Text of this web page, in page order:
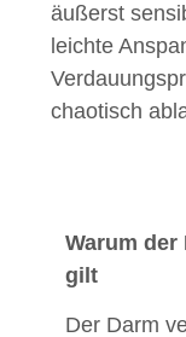
äußerst
leichte
chaotisch
Warum der
gilt
Der Darm